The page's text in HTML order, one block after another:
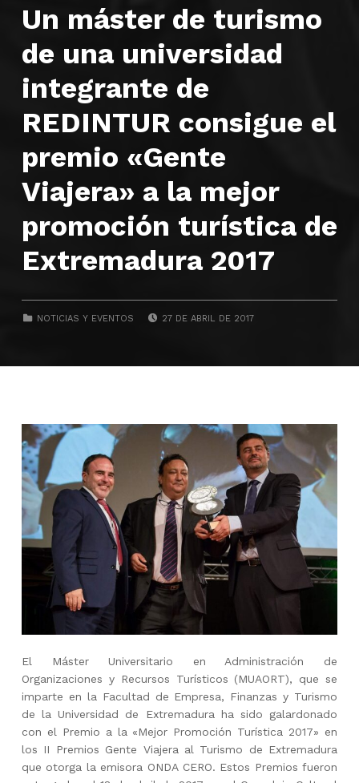
Un máster de turismo
de una universidad
integrante de
REDINTUR consigue el
premio «Gente
Viajera» a la mejor
promoción turística de
Extremadura 2017
CATEGORIZED IN:
NOTICIAS Y EVENTOS 27 DE ABRIL DE 2017
El Máster Universitario en Administración de
Organizaciones y Recursos Turísticos (MUAORT), que se
imparte en la Facultad de Empresa, Finanzas y Turismo
de la Universidad de Extremadura ha sido galardonado
con el Premio a la «Mejor Promoción Turística 2017» en
los II Premios Gente Viajera al Turismo de Extremadura
que otorga la emisora ONDA CERO. Estos Premios fueron